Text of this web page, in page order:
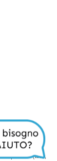
tali prodotti (testi,